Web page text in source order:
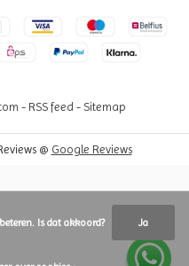
- RSS feed - Sitemap
@ Google Reviews
Is dat akkoord? Ja